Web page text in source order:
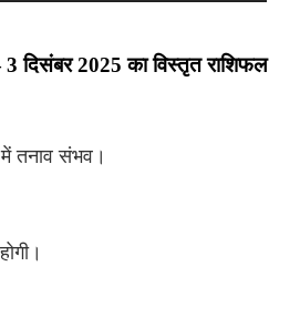
दिसंबर 2025 का विस्तृत राशिफल
तनाव संभव।